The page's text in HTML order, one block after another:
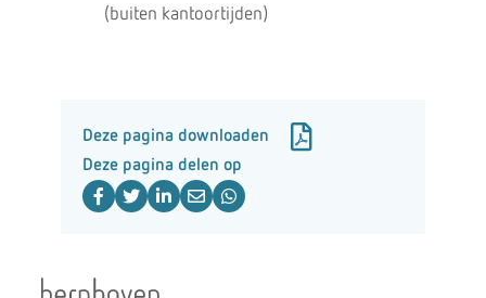
(buiten kantoortijden)
Deze pagina downloaden
Deze pagina delen op